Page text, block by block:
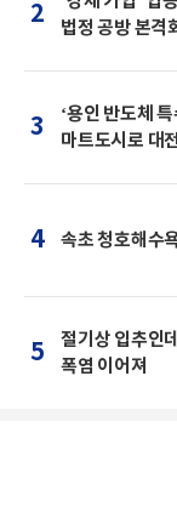
2
법정 공방 본격
3
‘용인 반도체
마트도시로 대
4 속초 청호해수
5
절기상 입추인
폭염 이어져